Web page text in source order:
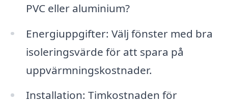
PVC eller aluminium?
Energiuppgifter: Välj fönster med bra
isoleringsvärde för att spara på
uppvärmningskostnader.
Installation: Timkostnaden för